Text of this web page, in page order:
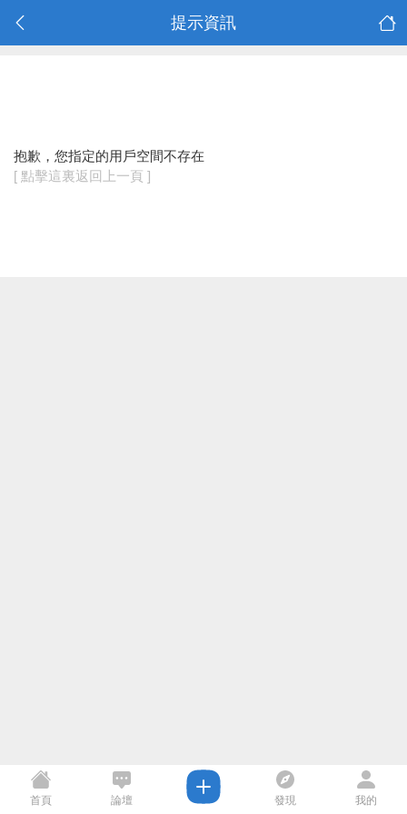
提示資訊
抱歉，您指定的用戶空間不存在
[ 點擊這裏返回上一頁 ]
首頁 論壇 發現 我的